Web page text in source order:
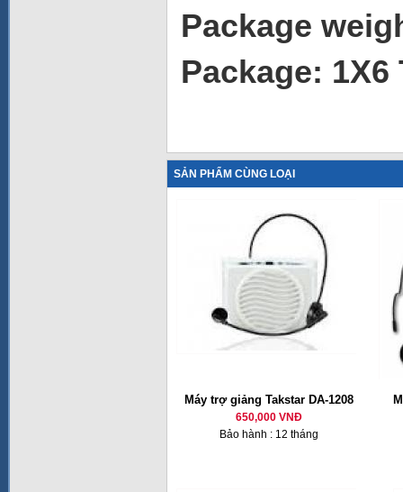
Package
Package:
SẢN PHẨM CÙNG LOẠI
Máy trợ giảng Takstar DA-1208
650,000 VNĐ
Bảo hành : 12 tháng